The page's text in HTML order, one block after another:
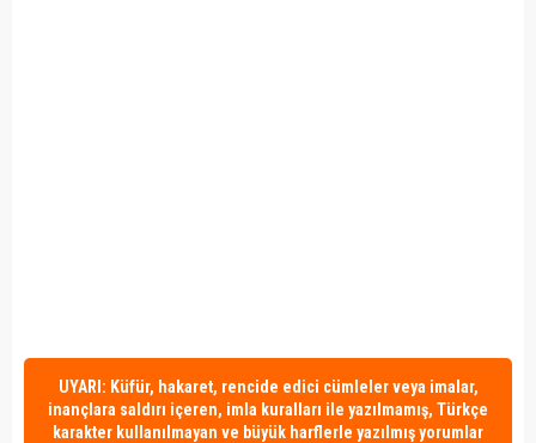
UYARI: Küfür, hakaret, rencide edici cümleler veya imalar,
inançlara saldırı içeren, imla kuralları ile yazılmamış, Türkçe
karakter kullanılmayan ve büyük harflerle yazılmış yorumlar